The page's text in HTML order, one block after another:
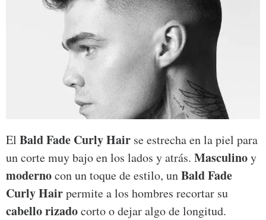
El Bald Fade Curly Hair se estrecha en la piel para
un corte muy bajo en los lados y atrás. Masculinoy
modernocon un toque de estilo, unBald Fade
Curly Hairpermite a los hombres recortar su
cabello rizadocorto o dejar algo de longitud.